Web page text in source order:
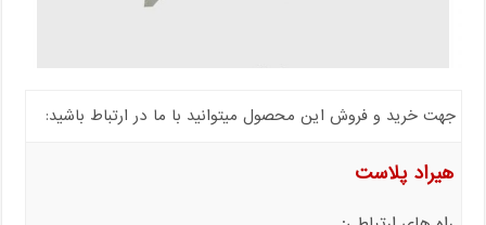
جهت خرید و فروش این محصول میتوانید با ما در ارتباط باشید:
هیراد پلاست